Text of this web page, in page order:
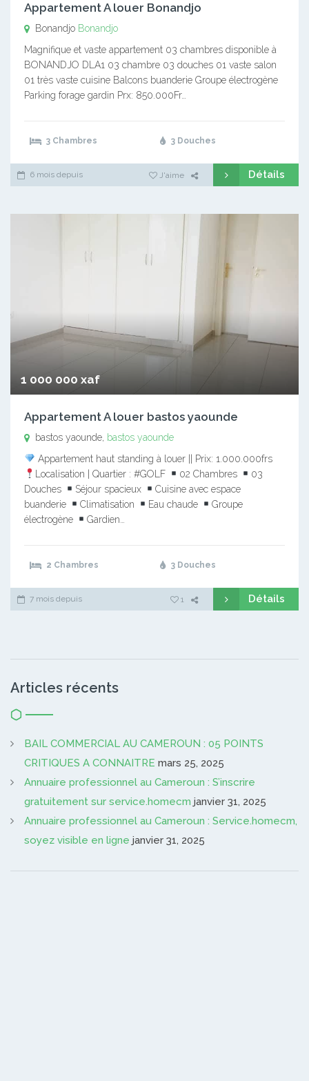
Appartement A louer Bonandjo
Bonandjo Bonandjo
Magnifique et vaste appartement 03 chambres disponible à
BONANDJO DLA1 03 chambre 03 douches 01 vaste salon
01 très vaste cuisine Balcons buanderie Groupe électrogène
Parking forage gardin Prx: 850.000Fr…
3 Chambres 3 Douches
6 mois depuis J'aime Détails
1 000 000 xaf
Appartement A louer bastos yaounde
bastos yaounde, bastos yaounde
Appartement haut standing à louer || Prix: 1.000.000frs
Localisation | Quartier : #GOLF
02 Chambres
03
Douches
Séjour spacieux
Cuisine avec espace
buanderie
Climatisation Eau chaude
Groupe
électrogène
Gardien…
2 Chambres 3 Douches
7 mois depuis 1 Détails
Articles récents
BAIL COMMERCIAL AU CAMEROUN : 05 POINTS
CRITIQUES A CONNAITRE mars 25, 2025
Annuaire professionnel au Cameroun : S’inscrire
gratuitement sur service.homecm janvier 31, 2025
Annuaire professionnel au Cameroun : Service.homecm,
soyez visible en ligne janvier 31, 2025